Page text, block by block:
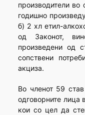
производители во
годишно
б) 2 хл етил-
од Законот,
произведени од
сопствени
акциза.
Во членот 59
одговорните лица
кои со цел да